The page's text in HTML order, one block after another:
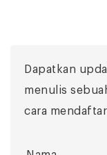
Dapatkan
menulis
cara